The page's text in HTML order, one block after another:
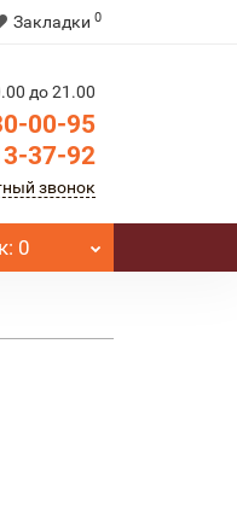
Закладки 0
до 21.00
00-95
37-92
звонок
: 0